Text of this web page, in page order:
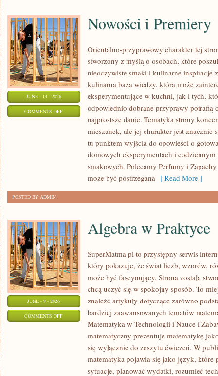
JUNE - 14 - 2026
COMMENTS OFFON
Nowości i Premiery
Orientalno-przyprawowy charakter tej
stworzony z myślą o osobach, które
nieoczywiste smaki i kulinarne inspiracje
kulinarna baza wiedzy, która może
eksperymentujące w kuchni, jak i tych,
odpowiednio dobrane przyprawy potrafią
najprostsze danie. Tematyka strony
mieszanek, ale jej charakter jest znacznie
tu punktem wyjścia do opowieści o
domowych eksperymentach i
smakowych. Polecamy Perfumy i
może być postrzegana [ Read More ]
POSTED BY ADMIN
JUNE - 9 - 2026
COMMENTS OFFON
PRAKTYCE
Algebra w Praktyce
SuperMatma.pl to przystępny serwis
który pokazuje, że świat liczb, wzorów,
może być fascynujący. Strona została
chcą uczyć się w spokojny sposób. To
znaleźć artykuły dotyczące zarówno
bardziej zaawansowanych tematów
Matematyka w Technologii i Nauce i
matematyczny prezentuje matematykę
się wyłącznie do zeszytu ćwiczeń. W
matematyka pojawia się jako język, które
sytuacje, planować wydatki, rozumieć